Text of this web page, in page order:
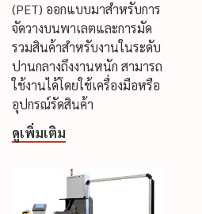
(PET) ออกแบบมาสำหรับการ
จัดวางบนพาเลตและการมัด
รวมสินค้าสำหรับงานในระดับ
ปานกลางถึงงานหนัก สามารถ
ใช้งานได้โดยใช้เครื่องมือหรือ
อุปกรณ์รัดสินค้า
ดูเพิ่มเติม